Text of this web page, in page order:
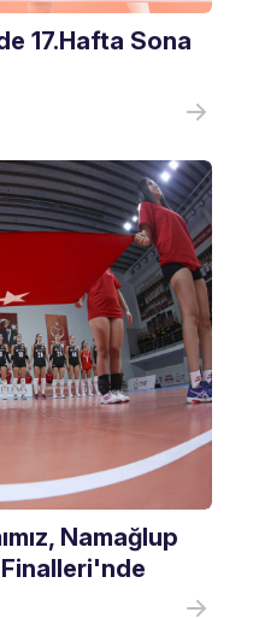
17.Hafta Sona
Namağlup